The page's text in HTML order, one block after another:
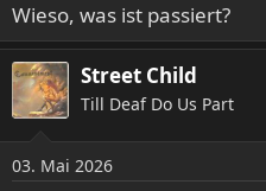
Wieso, was ist passiert?
Street Child
Till Deaf Do Us Part
03. Mai 2026